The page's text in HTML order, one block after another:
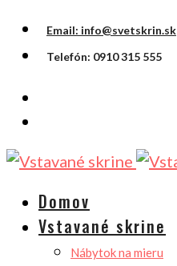
Email: info@svetskrin.sk
Telefón: 0910 315 555
Domov
Vstavané skrine
Nábytok na mieru